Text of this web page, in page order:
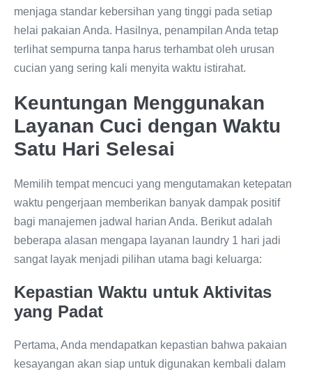
menjaga standar kebersihan yang tinggi pada setiap
helai pakaian Anda. Hasilnya, penampilan Anda tetap
terlihat sempurna tanpa harus terhambat oleh urusan
cucian yang sering kali menyita waktu istirahat.
Keuntungan Menggunakan
Layanan Cuci dengan Waktu
Satu Hari Selesai
Memilih tempat mencuci yang mengutamakan ketepatan
waktu pengerjaan memberikan banyak dampak positif
bagi manajemen jadwal harian Anda. Berikut adalah
beberapa alasan mengapa layanan laundry 1 hari jadi
sangat layak menjadi pilihan utama bagi keluarga:
Kepastian Waktu untuk Aktivitas
yang Padat
Pertama, Anda mendapatkan kepastian bahwa pakaian
kesayangan akan siap untuk digunakan kembali dalam